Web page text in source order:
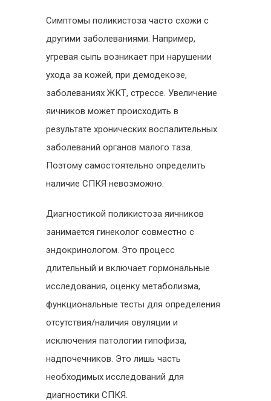
Симптомы поликистоза часто схожи с
другими заболеваниями. Например,
угревая сыпь возникает при нарушении
ухода за кожей, при демодекозе,
заболеваниях ЖКТ, стрессе. Увеличение
яичников может происходить в
результате хронических воспалительных
заболеваний органов малого таза.
Поэтому самостоятельно определить
наличие СПКЯ невозможно.
Диагностикой поликистоза яичников
занимается гинеколог совместно с
эндокринологом. Это процесс
длительный и включает гормональные
исследования, оценку метаболизма,
функциональные тесты для определения
отсутствия/наличия овуляции и
исключения патологии гипофиза,
надпочечников. Это лишь часть
необходимых исследований для
диагностики СПКЯ.